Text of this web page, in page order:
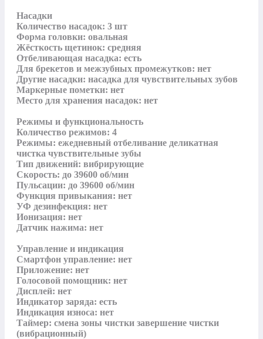
Насадки
Количество насадок: 3 шт
Форма головки: овальная
Жёсткость щетинок: средняя
Отбеливающая насадка: есть
Для брекетов и межзубных промежутков: нет
Другие насадки: насадка для чувствительных зубов
Маркерные пометки: нет
Место для хранения насадок: нет
Режимы и функциональность
Количество режимов: 4
Режимы: ежедневный отбеливание деликатная
чистка чувствительные зубы
Тип движений: вибрирующие
Скорость: до 39600 об/мин
Пульсации: до 39600 об/мин
Функция привыкания: нет
УФ дезинфекция: нет
Ионизация: нет
Датчик нажима: нет
Управление и индикация
Смартфон управление: нет
Приложение: нет
Голосовой помощник: нет
Дисплей: нет
Индикатор заряда: есть
Индикация износа: нет
Таймер: смена зоны чистки завершение чистки
(вибрационный)